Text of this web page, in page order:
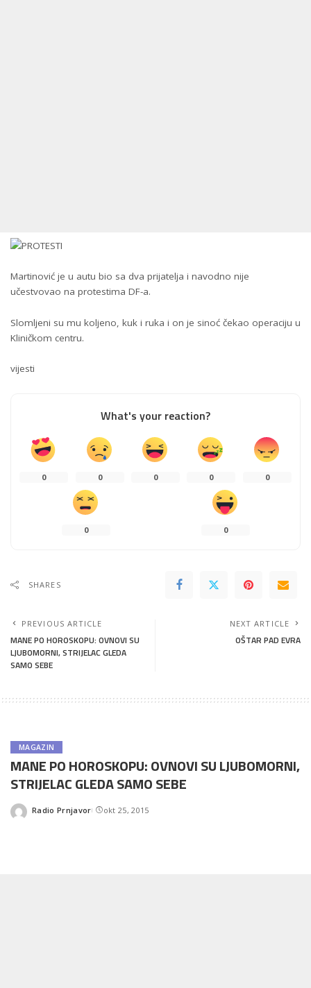
Martinović je u autu bio sa dva prijatelja i navodno nije
učestvovao na protestima DF-a.
Slomljeni su mu koljeno, kuk i ruka i on je sinoć čekao operaciju u
Kliničkom centru.
vijesti
What's your reaction?
0 0 0 0 0
0 0
SHARES
PREVIOUS ARTICLE
MANE PO HOROSKOPU: OVNOVI SU
LJUBOMORNI, STRIJELAC GLEDA
SAMO SEBE
NEXT ARTICLE
OŠTAR PAD EVRA
MAGAZIN
MANE PO HOROSKOPU: OVNOVI SU LJUBOMORNI,
STRIJELAC GLEDA SAMO SEBE
Posted
Radio Prnjavor okt 25, 2015